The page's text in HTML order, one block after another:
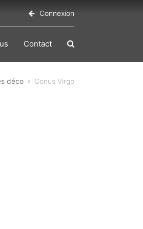
Connexion
Contact
déco » Conus Virgo